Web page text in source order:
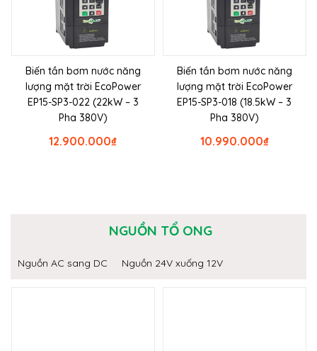
Biến tần bơm nước năng
lượng mặt trời EcoPower
EP15-SP3-022 (22kW – 3
Pha 380V)
₫
12.900.000
Biến tần bơm nước năng
lượng mặt trời EcoPower
EP15-SP3-018 (18.5kW – 3
Pha 380V)
₫
10.990.000
NGUỒN TỔ ONG
Nguồn AC sang DC Nguồn 24V xuống 12V